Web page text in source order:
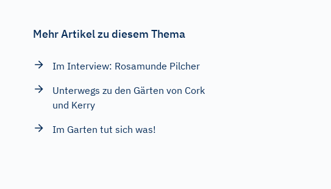
Mehr Artikel zu diesem Thema
Im Interview: Rosamunde Pilcher
Unterwegs zu den Gärten von Cork
und Kerry
Im Garten tut sich was!